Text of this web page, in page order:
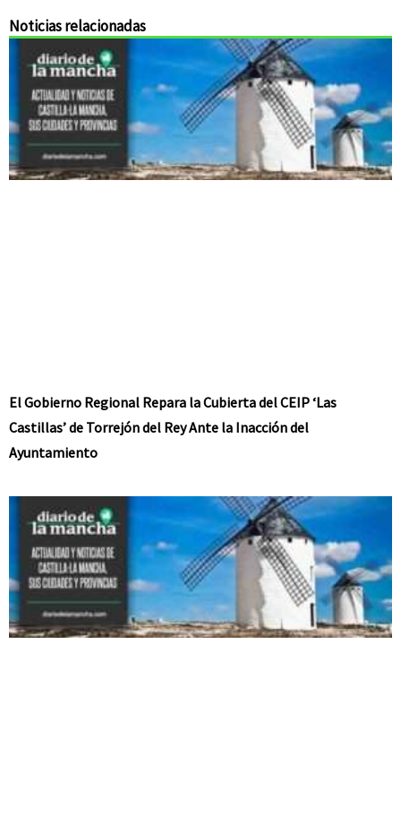
Noticias relacionadas
El Gobierno Regional Repara la Cubierta del CEIP ‘Las
Castillas’ de Torrejón del Rey Ante la Inacción del
Ayuntamiento